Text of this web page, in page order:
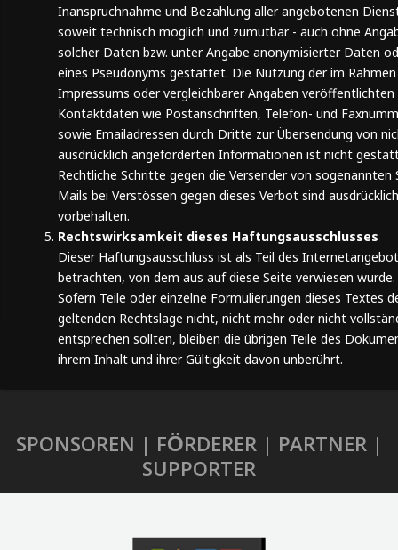
Inanspruchnahme und Bezahlung aller angebotenen
soweit technisch möglich und zumutbar - auch ohne
solcher Daten bzw. unter Angabe anonymisierter Daten
eines Pseudonyms gestattet. Die Nutzung der im
Impressums oder vergleichbarer Angaben veröffentlichten
Kontaktdaten wie Postanschriften, Telefon- und
sowie Emailadressen durch Dritte zur Übersendung von
ausdrücklich angeforderten Informationen ist nicht
Rechtliche Schritte gegen die Versender von sogenannten
Mails bei Verstössen gegen dieses Verbot sind ausdrücklich
vorbehalten.
Rechtswirksamkeit dieses Haftungsausschlusses
Dieser Haftungsausschluss ist als Teil des
betrachten, von dem aus auf diese Seite verwiesen wurde.
Sofern Teile oder einzelne Formulierungen dieses Textes
geltenden Rechtslage nicht, nicht mehr oder nicht
entsprechen sollten, bleiben die übrigen Teile des
ihrem Inhalt und ihrer Gültigkeit davon unberührt.
SPONSOREN | FÖRDERER | PARTNER |
SUPPORTER